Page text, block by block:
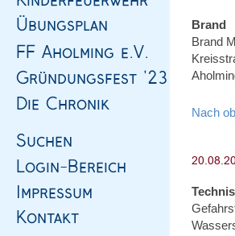
Brand
Brand
Nach